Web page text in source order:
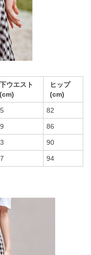
下ウエスト
(cm)
ヒップ
(cm)
82
86
90
94